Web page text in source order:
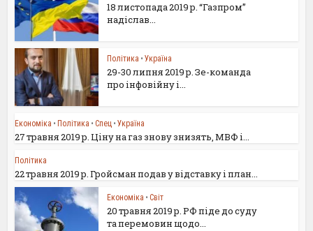
18 листопада 2019 р. “Газпром”
надіслав...
Політика • Україна
29-30 липня 2019 р. Зе-команда
про інфовійну і...
Економіка • Політика • Спец • Україна
27 травня 2019 р. Ціну на газ знову знизять, МВФ і...
Політика
22 травня 2019 р. Гройсман подав у відставку і план...
Економіка • Світ
20 травня 2019 р. РФ піде до суду
та перемовин щодо...